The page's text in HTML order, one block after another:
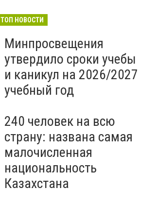
ТОП НОВОСТИ
Минпросвещения
утвердило сроки учебы
и каникул на 2026/2027
учебный год
240 человек на всю
страну: названа самая
малочисленная
национальность
Казахстана